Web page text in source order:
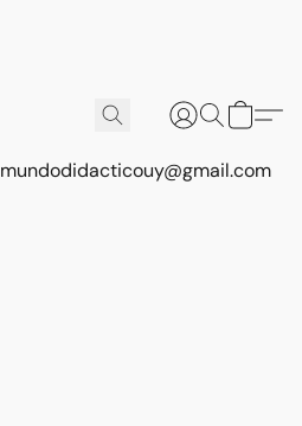
mundodidacticouy@gmail.com